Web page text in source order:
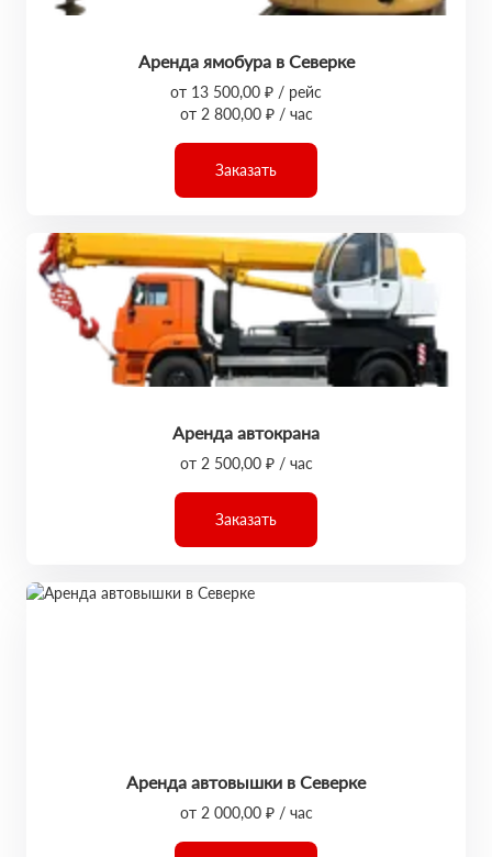
Аренда ямобура в Северке
от 13 500,00 ₽ / рейс
от 2 800,00 ₽ / час
Заказать
Аренда автокрана
от 2 500,00 ₽ / час
Заказать
Аренда автовышки в Северке
от 2 000,00 ₽ / час